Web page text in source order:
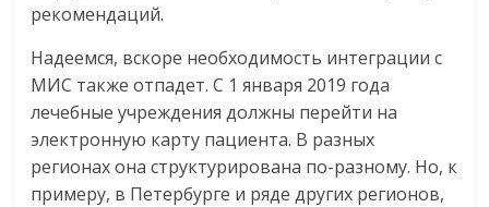
рекомендаций.
Надеемся, вскоре необходимость интеграции с
МИС также отпадет. С 1 января 2019 года
лечебные учреждения должны перейти на
электронную карту пациента. В разных
регионах она структурирована по-разному. Но, к
примеру, в Петербурге и ряде других регионов,